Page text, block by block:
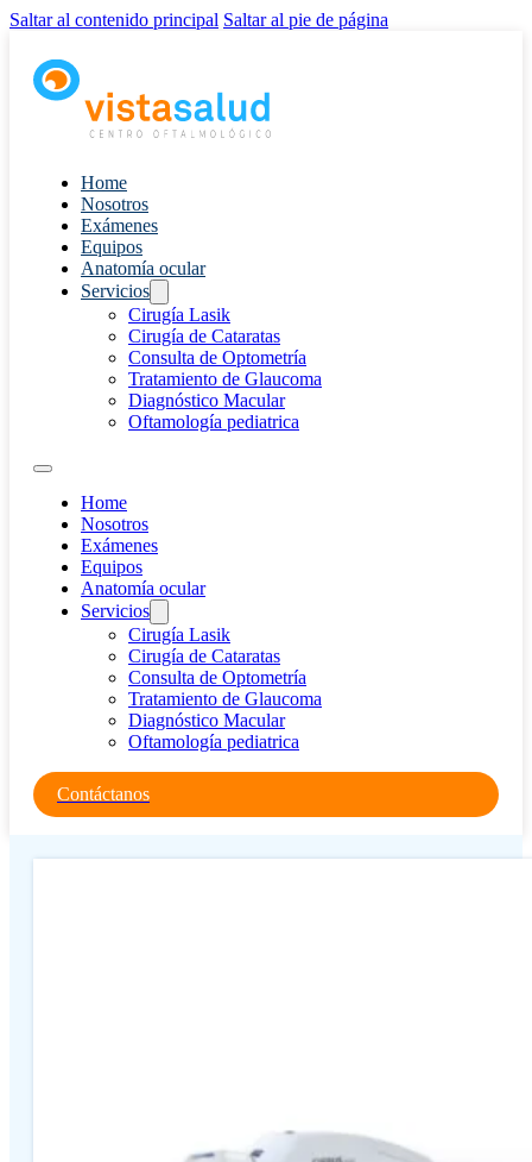
Saltar al contenido principal Saltar al pie de página
Home
Nosotros
Exámenes
Equipos
Anatomía ocular
Servicios
Cirugía Lasik
Cirugía de Cataratas
Consulta de Optometría
Tratamiento de Glaucoma
Diagnóstico Macular
Oftamología pediatrica
Home
Nosotros
Exámenes
Equipos
Anatomía ocular
Servicios
Cirugía Lasik
Cirugía de Cataratas
Consulta de Optometría
Tratamiento de Glaucoma
Diagnóstico Macular
Oftamología pediatrica
Contáctanos